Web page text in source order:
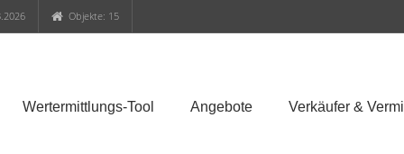
Objekte: 15
Wertermittlungs-Tool Angebote Verkäufer &